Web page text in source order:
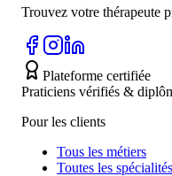
Trouvez votre thérapeute
Plateforme certifiée
Praticiens vérifiés &
Pour les clients
Tous les métiers
Toutes les spécialités